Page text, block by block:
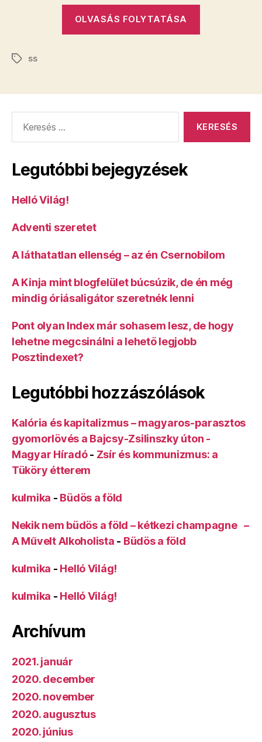
OLVASÁS FOLYTATÁSA
egy
alatt
Címkék
ss
Legutóbbi bejegyzések
Helló Világ!
Adventi szeretet
A láthatatlan ellenség – az én Csernobilom
A Kinja mint blogfelület búcsúzik, de én még
mindig óriásaligátor szeretnék lenni
Pont olyan Index már sohasem lesz, de hogy
lehetne megcsinálni a lehető legjobb
Posztindexet?
Legutóbbi hozzászólások
Kalória és kapitalizmus – magyaros-parasztos
gyomorlövés a Bajcsy-Zsilinszky úton -
Magyar Híradó- Zsír és kommunizmus: a
Tüköry étterem
kulmika - Büdös a föld
Nekik nem büdös a föld – kétkezi champagne –
A Művelt Alkoholista - Büdös a föld
kulmika - Helló Világ!
kulmika - Helló Világ!
Archívum
2021. január
2020. december
2020. november
2020. augusztus
2020. június